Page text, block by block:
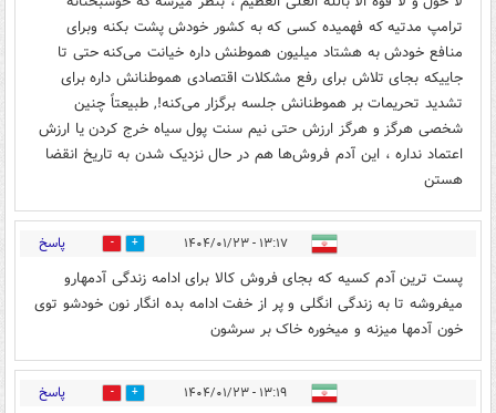
ترامپ مدتیه که فهمیده کسی که به کشور خودش پشت بکنه وبرای
منافع خودش به هشتاد میلیون هموطنش داره خیانت می‌کنه حتی تا
جاییکه بجای تلاش برای رفع مشکلات اقتصادی هموطنانش داره برای
تشدید تحریمات بر هموطنانش جلسه برگزار می‌کنه!, طبیعتاً چنین
شخصی هرگز و هرگز ارزش حتی نیم سنت پول سیاه خرج کردن یا ارزش
اعتماد نداره ، این آدم فروش‌ها هم در حال نزدیک شدن به تاریخ انقضا
هستن
۱۳:۱۷ - ۱۴۰۴/۰۱/۲۳ 4 پاسخ
پست ترین آدم کسیه که بجای فروش کالا برای ادامه زندگی آدمهارو
میفروشه تا به زندگی انگلی و پر از خفت ادامه بده انگار نون خودشو توی
خون آدمها میزنه و میخوره خاک بر سرشون
۱۳:۱۹ - ۱۴۰۴/۰۱/۲۳ 10 پاسخ